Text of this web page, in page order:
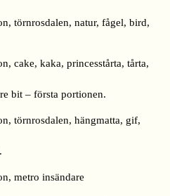
bit – första portionen.